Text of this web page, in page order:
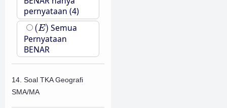
pernyataan (4)
(E)
(E) Semua
Pernyataan
BENAR
14. Soal TKA Geografi
SMA/MA